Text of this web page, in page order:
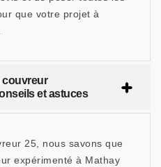
que votre projet à
couvreur
et astuces
25, nous savons que
expérimenté à Mathay